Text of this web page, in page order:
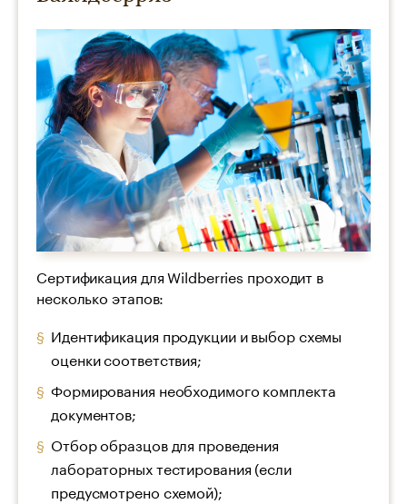
Сертификация для Wildberries проходит в
несколько этапов:
Идентификация продукции и выбор схемы
оценки соответствия;
Формирования необходимого комплекта
документов;
Отбор образцов для проведения
лабораторных тестирования (если
предусмотрено схемой);